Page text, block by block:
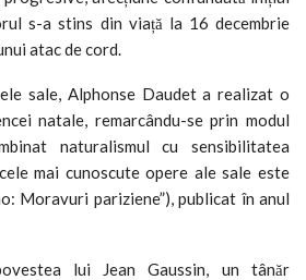
s-a stins din viață la 16 decembrie
atac de cord.
sale, Alphonse Daudet a realizat o
natale, remarcându-se prin modul
naturalismul cu sensibilitatea
mai cunoscute opere ale sale este
Moravuri pariziene”), publicat în anul
lui Jean Gaussin, un tânăr